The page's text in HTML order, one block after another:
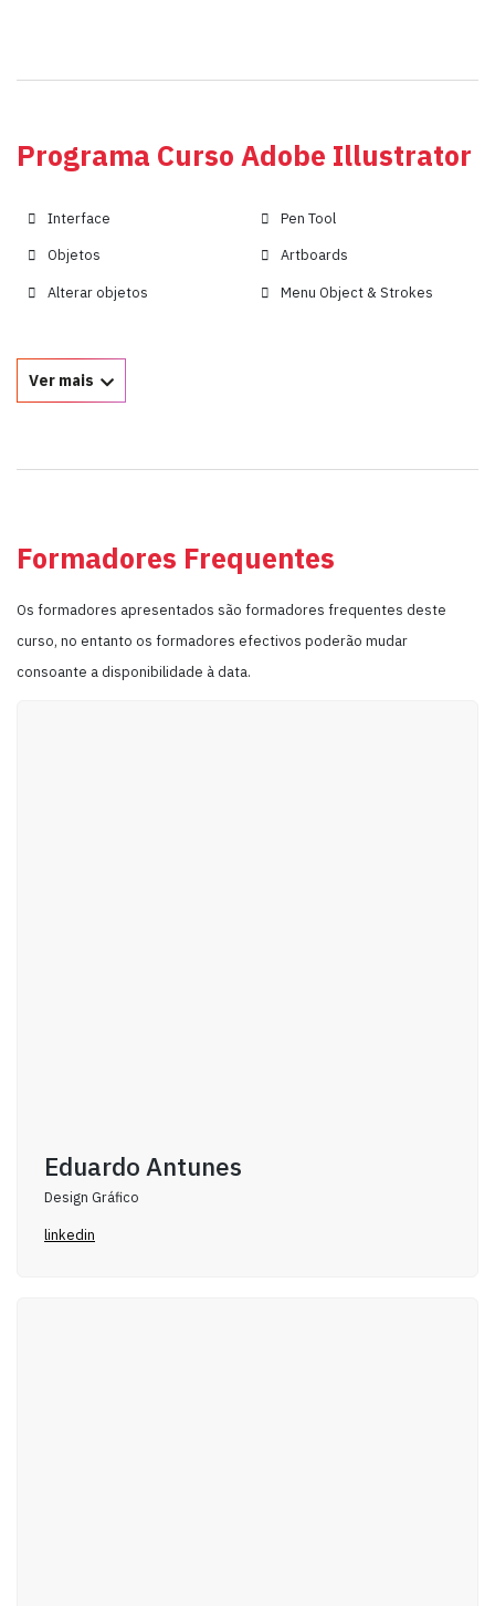
Programa Curso Adobe Illustrator
Interface
Objetos
Alterar objetos
Pen Tool
Artboards
Menu Object & Strokes
Ver mais
Formadores Frequentes
Os formadores apresentados são formadores frequentes deste
curso, no entanto os formadores efectivos poderão mudar
consoante a disponibilidade à data.
Eduardo Antunes
Design Gráfico
linkedin